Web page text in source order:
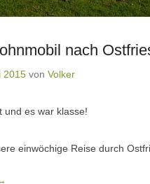
nach
2015 von Volker
und es war klasse!
einwöchige Reise durch